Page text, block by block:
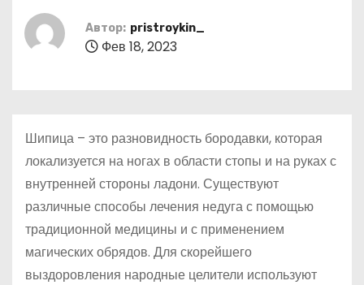
Автор: pristroykin_
Фев 18, 2023
Шипица – это разновидность бородавки, которая
локализуется на ногах в области стопы и на руках с
внутренней стороны ладони. Существуют
различные способы лечения недуга с помощью
традиционной медицины и с применением
магических обрядов. Для скорейшего
выздоровления народные целители используют